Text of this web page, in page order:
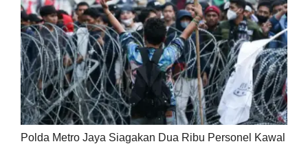
Polda Metro Jaya Siagakan Dua Ribu Personel Kawal